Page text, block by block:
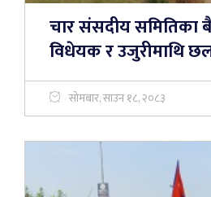
चार संसदीय समितिका
विधेयक र उजुरीमाथि
सोमबार, साउन १८, २०८३